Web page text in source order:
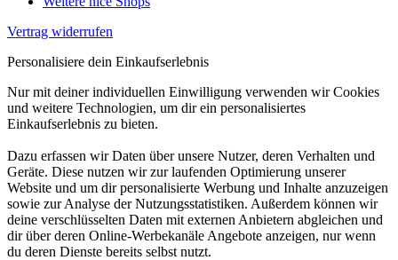
Vertrag widerrufen
Personalisiere dein Einkaufserlebnis
Nur mit deiner individuellen Einwilligung verwenden wir Cookies
und weitere Technologien, um dir ein personalisiertes
Einkaufserlebnis zu bieten.
Dazu erfassen wir Daten über unsere Nutzer, deren Verhalten und
Geräte. Diese nutzen wir zur laufenden Optimierung unserer
Website und um dir personalisierte Werbung und Inhalte anzuzeigen
sowie zur Analyse der Nutzungsstatistiken. Außerdem können wir
deine verschlüsselten Daten mit externen Anbietern abgleichen und
dir über deren Online-Werbekanäle Angebote anzeigen, nur wenn
du deren Dienste bereits selbst nutzt.